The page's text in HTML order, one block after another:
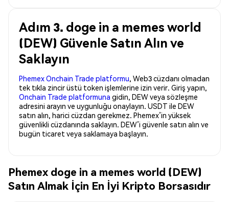
Adım 3. doge in a memes world
(DEW) Güvenle Satın Alın ve
Saklayın
Phemex Onchain Trade platformu, Web3 cüzdanı olmadan
tek tıkla zincir üstü token işlemlerine izin verir. Giriş yapın,
Onchain Trade platformuna gidin, DEW veya sözleşme
adresini arayın ve uygunluğu onaylayın. USDT ile DEW
satın alın, harici cüzdan gerekmez. Phemex’in yüksek
güvenlikli cüzdanında saklayın. DEW’i güvenle satın alın ve
bugün ticaret veya saklamaya başlayın.
Phemex doge in a memes world (DEW)
Satın Almak İçin En İyi Kripto Borsasıdır